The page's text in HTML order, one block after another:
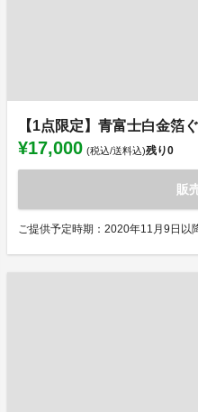
【1点限定】青富士白金箔
¥17,000 (税込/送料込)残り0
販
ご提供予定時期：2020年11月9日以